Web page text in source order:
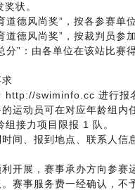
状。
道德风尚奖”，按各参赛单
道德风尚奖”，按裁判员参
分”：由各单位在该站比
http://swiminfo.cc 进行报
的运动员可在对应年龄组
接力项目限报 1 队。
时间、报到地点、联系人信
利开展，赛事承办方向参
赛事服务费一经确认，不